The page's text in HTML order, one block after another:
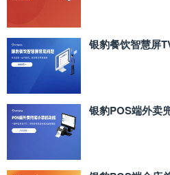
银豹餐饮智慧屏
银豹POS端外卖